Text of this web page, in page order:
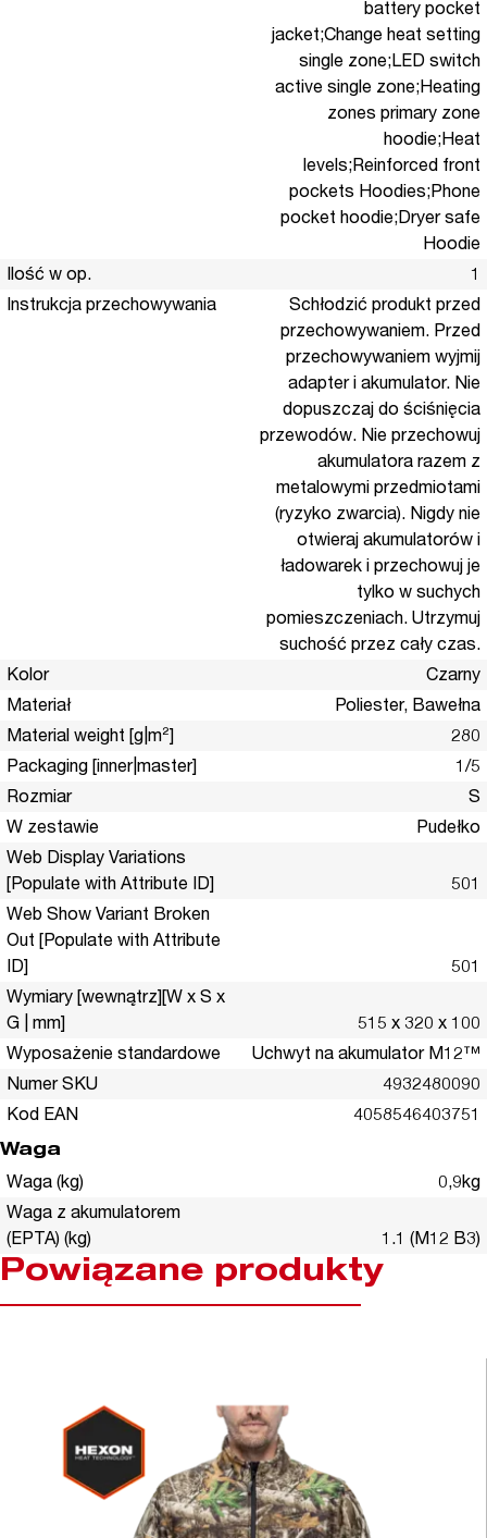
battery pocket
jacket;Change heat setting
single zone;LED switch
active single zone;Heating
zones primary zone
hoodie;Heat
levels;Reinforced front
pockets Hoodies;Phone
pocket hoodie;Dryer safe
Hoodie
Ilość w op.
1
Instrukcja przechowywania
Schłodzić produkt przed
przechowywaniem. Przed
przechowywaniem wyjmij
adapter i akumulator. Nie
dopuszczaj do ściśnięcia
przewodów. Nie przechowuj
akumulatora razem z
metalowymi przedmiotami
(ryzyko zwarcia). Nigdy nie
otwieraj akumulatorów i
ładowarek i przechowuj je
tylko w suchych
pomieszczeniach. Utrzymuj
suchość przez cały czas.
Kolor
Czarny
Materiał
Poliester, Bawełna
Material weight [g|m²]
280
Packaging [inner|master]
1/5
Rozmiar
S
W zestawie
Pudełko
Web Display Variations
[Populate with Attribute ID]
501
Web Show Variant Broken
Out [Populate with Attribute
ID]
501
Wymiary [wewnątrz][W x S x
G | mm]
515 x 320 x 100
Wyposażenie standardowe
Uchwyt na akumulator M12™
Numer SKU
4932480090
Kod EAN
4058546403751
Waga
Waga (kg)
0,9kg
Waga z akumulatorem
(EPTA) (kg)
1.1 (M12 B3)
Powiązane produkty